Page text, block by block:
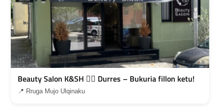
Beauty Salon K&SH 💇‍♀️ Durres – Bukuria fillon ketu!
📍 Rruga Mujo Ulqinaku